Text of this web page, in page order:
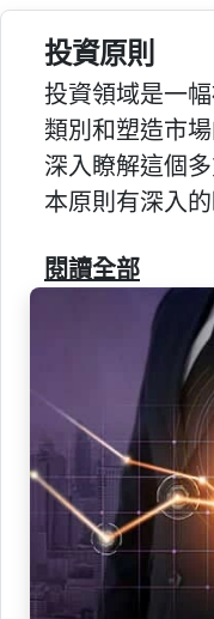
投資原則
投資領域是一
類別和塑造市
深入瞭解這個
本原則有深入的
閱讀全部